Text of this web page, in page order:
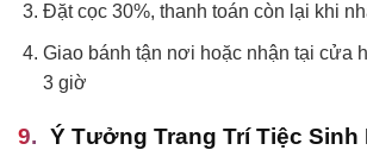
Đặt cọc 30%, thanh toán còn lại khi
Giao bánh tận nơi hoặc nhận tại cửa
3 giờ
Ý Tưởng Trang Trí Tiệc Sinh